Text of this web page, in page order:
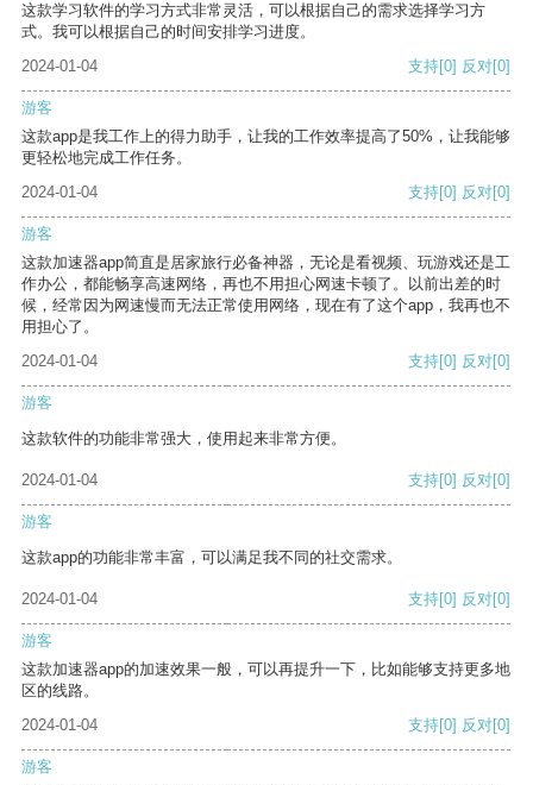
这款学习软件的学习方式非常灵活，可以根据自己的需求选择学习方
式。我可以根据自己的时间安排学习进度。
2024-01-04
支持[0] 反对[0]
游客
这款app是我工作上的得力助手，让我的工作效率提高了50%，让我能够
更轻松地完成工作任务。
2024-01-04
支持[0] 反对[0]
游客
这款加速器app简直是居家旅行必备神器，无论是看视频、玩游戏还是工
作办公，都能畅享高速网络，再也不用担心网速卡顿了。以前出差的时
候，经常因为网速慢而无法正常使用网络，现在有了这个app，我再也不
用担心了。
2024-01-04
支持[0] 反对[0]
游客
这款软件的功能非常强大，使用起来非常方便。
2024-01-04 支持[0] 反对[0]
游客
这款app的功能非常丰富，可以满足我不同的社交需求。
2024-01-04 支持[0] 反对[0]
游客
这款加速器app的加速效果一般，可以再提升一下，比如能够支持更多地
区的线路。
2024-01-04
支持[0] 反对[0]
游客